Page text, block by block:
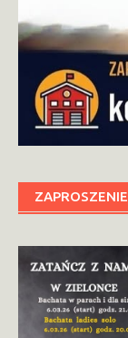
ZAPROSZENIE